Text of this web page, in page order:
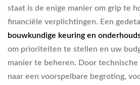
staat is de enige manier om grip te
financiële verplichtingen. Een
bouwkundige keuring en
om prioriteiten te stellen en uw
manier te beheren. Door
naar een voorspelbare begroting,